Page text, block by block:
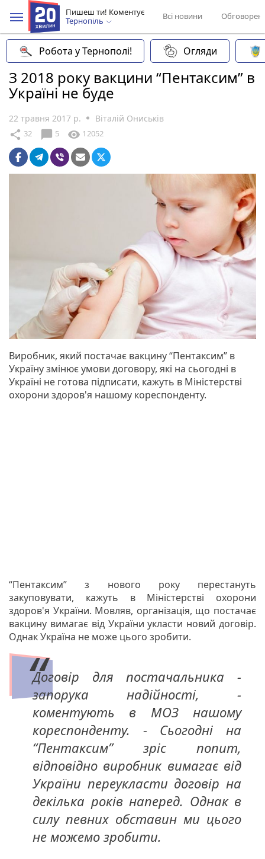
Пишеш ти! Коментує
Тернопіль
Всі новини
Робота у Тернополі! Огляди
З 2018 року вакцини “Пентаксим” в
Україні не буде
22 травня 2017 р. Віталій Ониськів
share 32 chat_bubble 5 visibility 12052
Виробник, який постачає вакцину “Пентаксим” в
Україну змінює умови договору, які на сьогодні в
Україні не готова підписати, кажуть в Міністерстві
охорони здоров'я нашому кореспонденту.
“Пентаксим” з нового року перестануть
закуповувати, кажуть в Міністерстві охорони
здоров'я України. Мовляв, організація, що постачає
вакцину вимагає від України укласти новий договір.
Однак Україна не може цього зробити.
Договір для постачальника -
запорука надійності, -
коментують в МОЗ нашому
кореспонденту. - Сьогодні на
“Пентаксим” зріс попит,
відповідно виробник вимагає від
України переукласти договір на
декілька років наперед. Однак в
силу певних обставин ми цього
не можемо зробити.